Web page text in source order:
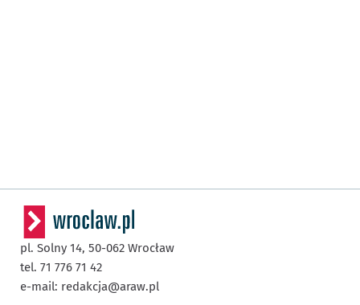
pl. Solny 14, 50-062 Wrocław
tel. 71 776 71 42
e-mail: redakcja@araw.pl